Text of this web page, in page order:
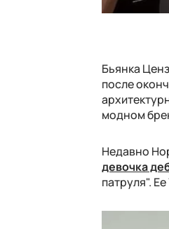
Бьянка
после
модном
Недавно
девочка
патруля".